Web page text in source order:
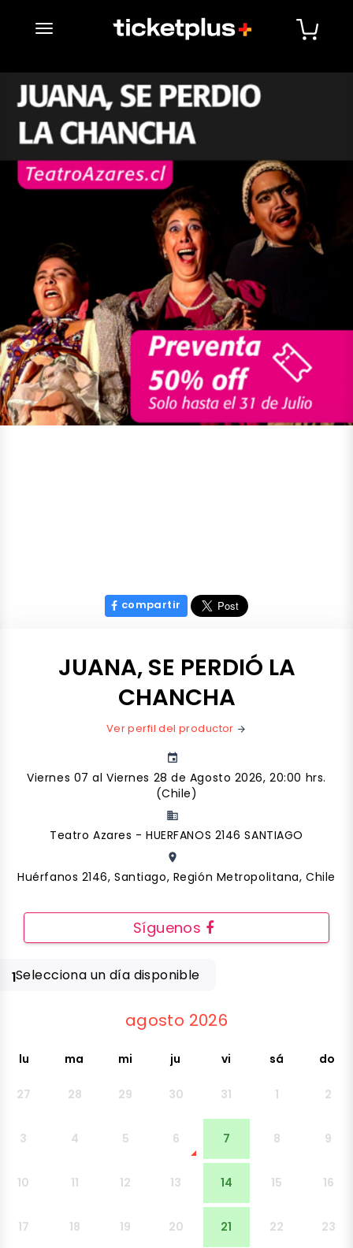
desplegar navegación
compartir
JUANA, SE PERDIÓ LA
CHANCHA
Ver perfil del productor arrow_forward
event
Viernes 07 al Viernes 28 de Agosto 2026, 20:00 hrs.
(Chile)
business
Teatro Azares - HUERFANOS 2146 SANTIAGO
place
Huérfanos 2146, Santiago, Región Metropolitana, Chile
Síguenos
Selecciona un día disponible
1
agosto 2026
lu ma mi ju vi sá do
27 28 29 30 31 1 2
3 4 5 6 7 8 9
10 11 12 13 14 15 16
17 18 19 20 21 22 23